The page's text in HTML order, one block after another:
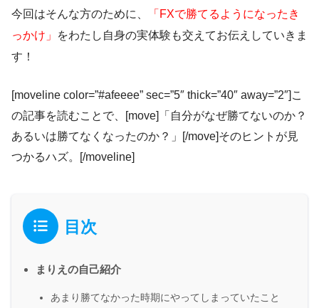
今回はそんな方のために、
「FXで勝てるようになったき
っかけ」
をわたし自身の実体験も交えてお伝えしていきま
す！
[moveline color=”#afeeee” sec=”5″ thick=”40″ away=”2″]こ
の記事を読むことで、[move]「自分がなぜ勝てないのか？
あるいは勝てなくなったのか？」[/move]そのヒントが見
つかるハズ。[/moveline]
目次
まりえの自己紹介
あまり勝てなかった時期にやってしまっていたこと